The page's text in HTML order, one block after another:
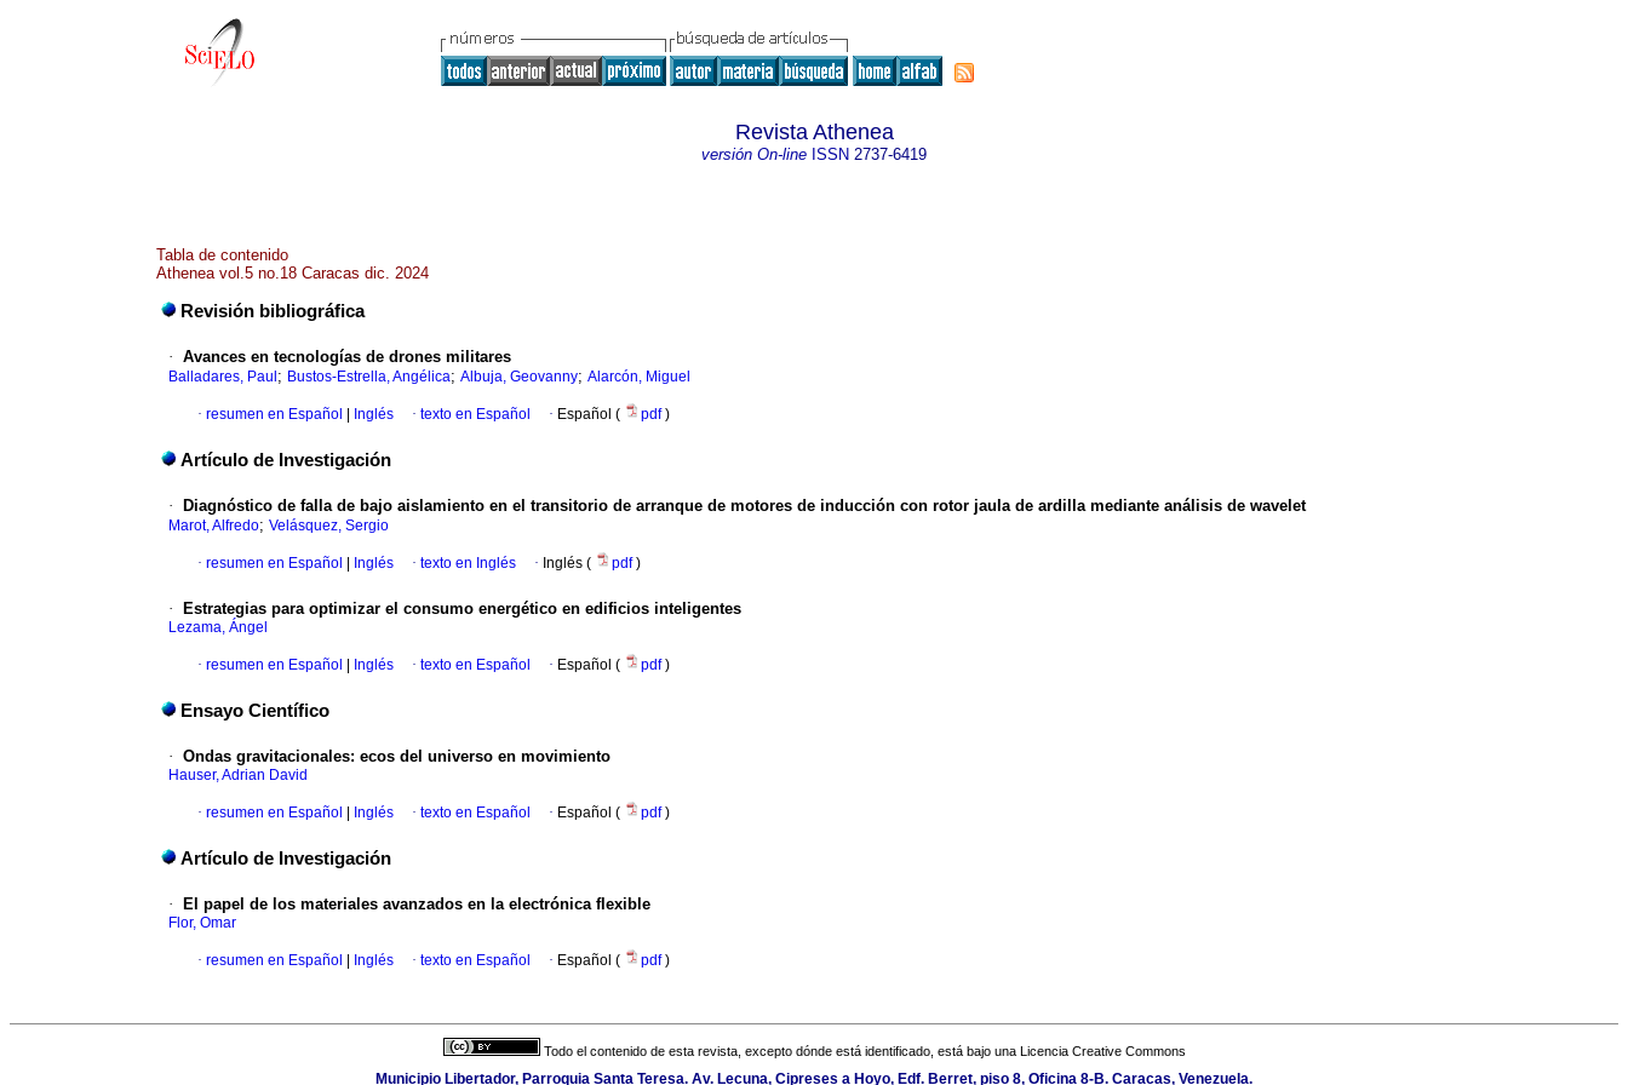
Revista Athenea
versión On-line ISSN 2737-6419
Tabla de contenido
Athenea vol.5 no.18 Caracas dic. 2024
Revisión bibliográfica
· Avances en tecnologías de drones militares
Balladares, Paul ; Bustos-Estrella, Angélica; Albuja, Geovanny; Alarcón, Miguel
· resumen en Español Inglés · texto en Español · Español ( pdf)
Artículo de Investigación
· Diagnóstico de falla de bajo aislamiento en el transitorio de arranque de motores de inducción con rotor jaula de ardilla mediante análisis de wavelet
Marot, Alfredo; Velásquez, Sergio
· resumen en Español Inglés · texto en Inglés · Inglés ( pdf)
· Estrategias para optimizar el consumo energético en edificios inteligentes
Lezama, Ángel
· resumen en Español Inglés · texto en Español · Español ( pdf)
Ensayo Científico
· Ondas gravitacionales: ecos del universo en movimiento
Hauser, Adrian David
· resumen en Español Inglés · texto en Español · Español ( pdf)
Artículo de Investigación
· El papel de los materiales avanzados en la electrónica flexible
Flor, Omar
· resumen en Español Inglés · texto en Español · Español ( pdf)
Todo el contenido de esta revista, excepto dónde está identificado, está bajo una Licencia Creative Commons
Municipio Libertador, Parroquia Santa Teresa. Av. Lecuna, Cipreses a Hoyo, Edf. Berret, piso 8, Oficina 8-B. Caracas, Venezuela.